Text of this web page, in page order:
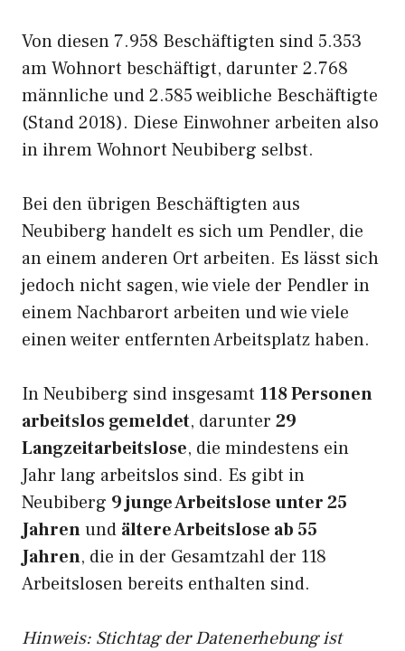
Von diesen 7.958 Beschäftigten sind 5.353
am Wohnort beschäftigt, darunter 2.768
männliche und 2.585 weibliche Beschäftigte
(Stand 2018). Diese Einwohner arbeiten also
in ihrem Wohnort Neubiberg selbst.
Bei den übrigen Beschäftigten aus
Neubiberg handelt es sich um Pendler, die
an einem anderen Ort arbeiten. Es lässt sich
jedoch nicht sagen, wie viele der Pendler in
einem Nachbarort arbeiten und wie viele
einen weiter entfernten Arbeitsplatz haben.
In Neubiberg sind insgesamt 118 Personen
arbeitslos gemeldet, darunter 29
Langzeitarbeitslose, die mindestens ein
Jahr lang arbeitslos sind. Es gibt in
Neubiberg 9 junge Arbeitslose unter 25
Jahrenund ältere Arbeitslose ab 55
Jahren, die in der Gesamtzahl der 118
Arbeitslosen bereits enthalten sind.
Hinweis: Stichtag der Datenerhebung ist